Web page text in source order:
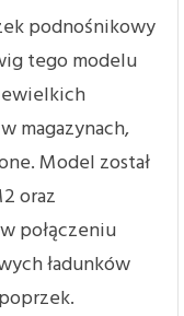
podnośnikowy
tego modelu
magazynach,
Model został
oraz
połączeniu
ładunków